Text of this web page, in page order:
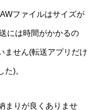
ファイルはサイズが
には時間がかかるの
ません(転送アプリだけ
)。
まりが良くありませ